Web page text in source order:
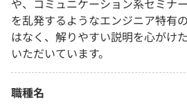
や、コミュニケーション系セミナ
を乱発するようなエンジニア特有
はなく、解りやすい説明を心がけ
いただいています。
職種名